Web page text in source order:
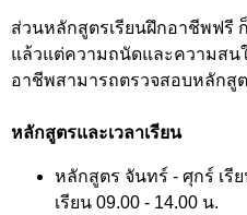
ส่วนหลักสูตรเรียนฝึกอาชีพฟรี
แล้วแต่ความถนัดและความสน
อาชีพสามารถตรวจสอบหลักสู
หลักสูตรและเวลาเรียน
หลักสูตร จันทร์ - ศุกร์ เรีย
เรียน 09.00 - 14.00 น.